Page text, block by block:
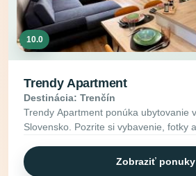
10.0
Trendy Apartment
Destinácia: Trenčín
Trendy Apartment ponúka ubytovanie
Slovensko. Pozrite si vybavenie, fotky
Zobraziť ponuky